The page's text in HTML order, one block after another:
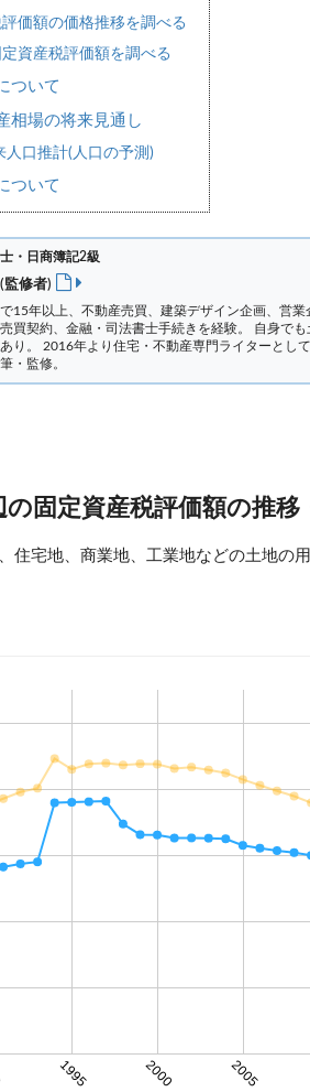
価額の価格推移を調べる
資産税評価額を調べる
ついて
相場の将来見通し
人口推計(人口の予測)
ついて
・日商簿記2級
(監修者)
15年以上、不動産売買、建築デザイン企画、営
買契約、金融・司法書士手続きを経験。 自身で
り。 2016年より住宅・不動産専門ライターとし
・監修。
の固定資産税評価額の推移
住宅地、商業地、工業地などの土地の
1995 2000 2005